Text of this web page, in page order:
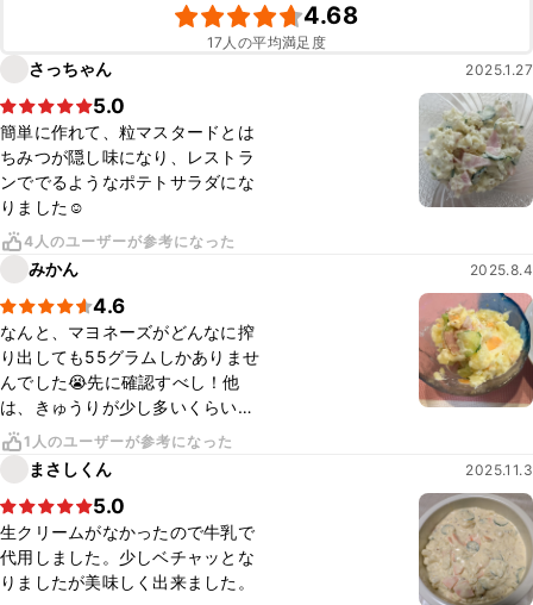
4.68
17人の平均満足度
さっちゃん 2025.1.27
5.0
簡単に作れて、粒マスタードとは
ちみつが隠し味になり、レストラ
ンででるようなポテトサラダにな
りました☺️
4人のユーザーが参考になった
みかん 2025.8.4
4.6
なんと、マヨネーズがどんなに搾
り出しても55グラムしかありませ
んでした😭先に確認すべし！他
は、きゅうりが少し多いくらい。
スライサーを使って塩水につけれ
ばバッチリでした。生クリームも
ないので、アーモンド効果を大さ
じ3ほど入れて、マスタード多め
で、味ちょうどよかったです😍
1人のユーザーが参考になった
まさしくん 2025.11.3
5.0
生クリームがなかったので牛乳で
代用しました。少しベチャッとな
りましたが美味しく出来ました。